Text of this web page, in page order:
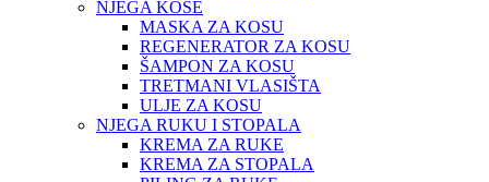
NJEGA KOSE
MASKA ZA KOSU
REGENERATOR ZA KOSU
ŠAMPON ZA KOSU
TRETMANI VLASIŠTA
ULJE ZA KOSU
NJEGA RUKU I STOPALA
KREMA ZA RUKE
KREMA ZA STOPALA